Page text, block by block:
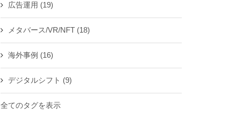
広告運用 (19)
メタバース/VR/NFT (18)
海外事例 (16)
デジタルシフト (9)
全てのタグを表示